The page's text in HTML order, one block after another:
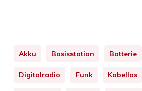
Akku Basisstation Batterie
Digitalradio Funk Kabellos